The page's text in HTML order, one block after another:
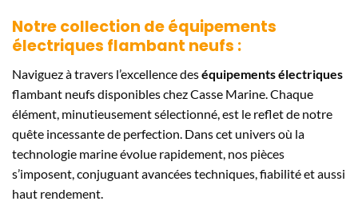
Notre collection deéquipements
électriques flambant neufs :
Naviguez à travers l’excellence deséquipements électriques
flambant neufs disponibles chez Casse Marine. Chaque
élément, minutieusement sélectionné, est le reflet de notre
quête incessante de perfection. Dans cet univers où la
technologie marine évolue rapidement, nos pièces
s’imposent, conjuguant avancées techniques, fiabilité et aussi
haut rendement.